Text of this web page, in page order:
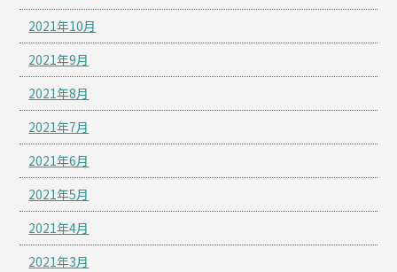
2021年10月
2021年9月
2021年8月
2021年7月
2021年6月
2021年5月
2021年4月
2021年3月